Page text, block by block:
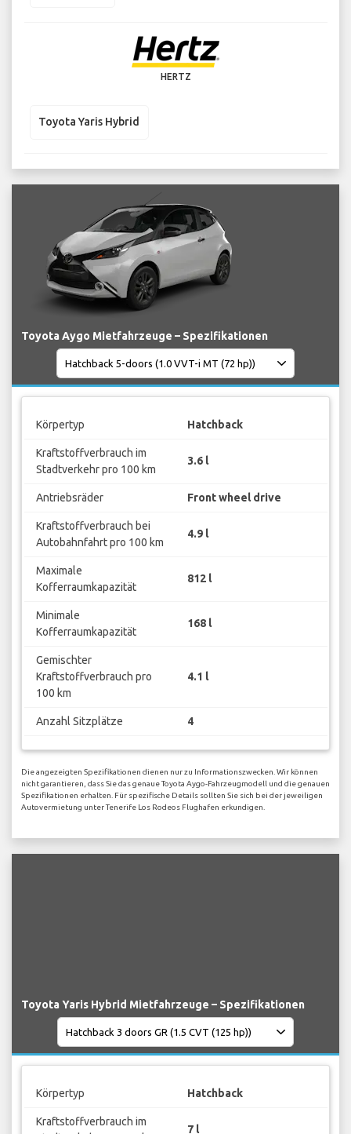
HERTZ
Toyota Yaris Hybrid
Toyota Aygo Mietfahrzeuge – Spezifikationen
Körpertyp Hatchback
Kraftstoffverbrauch im
Stadtverkehr pro 100 km
3.6 l
Antriebsräder Front wheel drive
Kraftstoffverbrauch bei
Autobahnfahrt pro 100 km
4.9 l
Maximale
Kofferraumkapazität
812 l
Minimale
Kofferraumkapazität
168 l
Gemischter
Kraftstoffverbrauch pro
100 km
4.1 l
Anzahl Sitzplätze 4
Die angezeigten Spezifikationen dienen nur zu Informationszwecken. Wir können
nicht garantieren, dass Sie das genaue Toyota Aygo-Fahrzeugmodell und die genauen
Spezifikationen erhalten. Für spezifische Details sollten Sie sich bei der jeweiligen
Autovermietung unter Tenerife Los Rodeos Flughafen erkundigen.
Toyota Yaris Hybrid Mietfahrzeuge – Spezifikationen
Körpertyp Hatchback
Kraftstoffverbrauch im
7 l